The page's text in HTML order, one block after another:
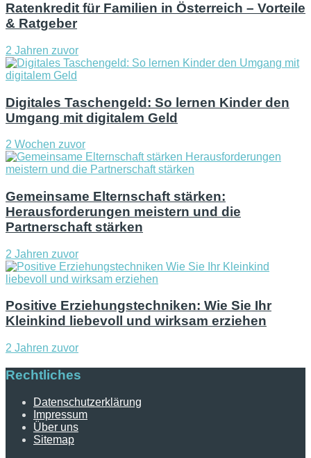
Ratenkredit für Familien in Österreich – Vorteile
& Ratgeber
2 Jahren zuvor
Digitales Taschengeld: So lernen Kinder den
Umgang mit digitalem Geld
2 Wochen zuvor
Gemeinsame Elternschaft stärken:
Herausforderungen meistern und die
Partnerschaft stärken
2 Jahren zuvor
Positive Erziehungstechniken: Wie Sie Ihr
Kleinkind liebevoll und wirksam erziehen
2 Jahren zuvor
Rechtliches
Datenschutzerklärung
Impressum
Über uns
Sitemap